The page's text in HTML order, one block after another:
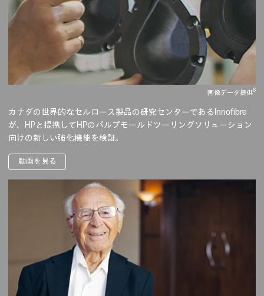
画像データ提供8
カナダの世界的なセルロース製品の研究センターであるInnofibre
が、HPと提携してHPのパルプモールドツーリングソリューション
向けの新しい強化機能を検証。
動画を見る